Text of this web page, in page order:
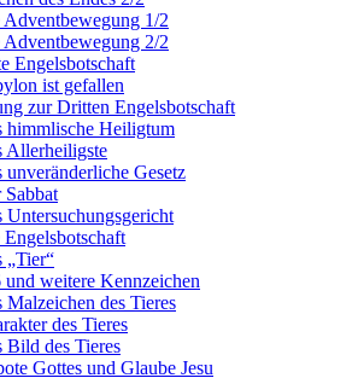
1/2
2/2
Engelsbotschaft
ist gefallen
zur Dritten Engelsbotschaft
himmlische Heiligtum
Allerheiligste
unveränderliche Gesetz
Sabbat
Untersuchungsgericht
„Tier“
und weitere Kennzeichen
Malzeichen des Tieres
des Tieres
Bild des Tieres
Gottes und Glaube Jesu